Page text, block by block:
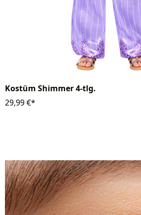
Kostüm Shimmer 4-tlg.
29,99 €*